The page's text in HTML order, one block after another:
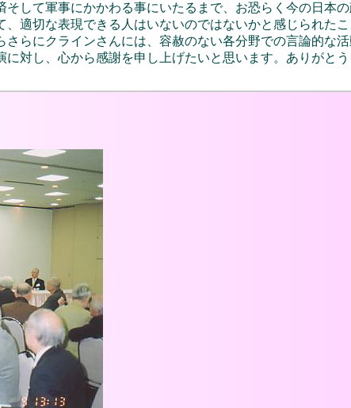
して軍事にかかわる事にいたるまで、お恐らく今の日本
適切な表現できる人はいないのではないかと感じられたこ
らにクラインさんには、容赦のない各分野での言論的な
対し、心から感謝を申し上げたいと思います。ありがとう